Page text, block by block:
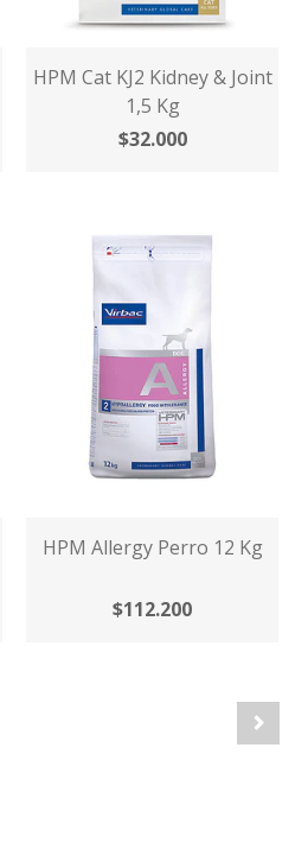
HPM Cat KJ2 Kidney & Joint
1,5 Kg
$32.000
HPM Allergy Perro 12 Kg
$112.200